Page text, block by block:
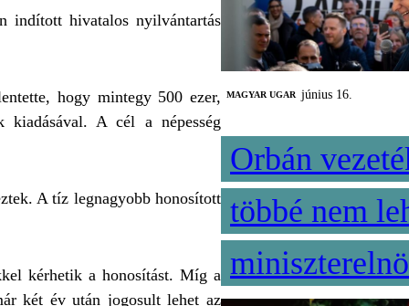
indított hivatalos nyilvántartás
hogy mintegy 500 ezer,
kiadásával. A cél a népesség
A tíz legnagyobb honosított
kérhetik a honosítást. Míg a
két év után jogosult lehet az
MAGYAR UGAR június 16.
Orbán
többé nem